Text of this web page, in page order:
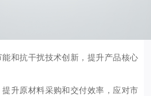
和抗干扰技术创新，提升产品核心
升原材料采购和交付效率，应对市